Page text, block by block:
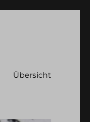
Übersicht